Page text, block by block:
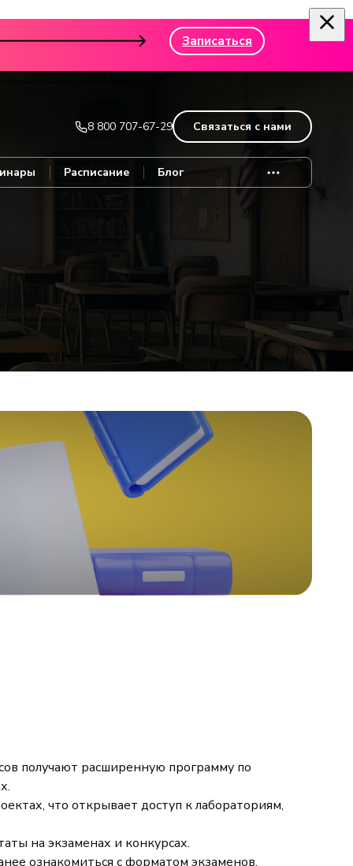
Записаться
8 800 707-67-29 Связаться с нами
Расписание Блог
получают расширенную программу по
что открывает доступ к лабораториям,
на экзаменах и конкурсах.
ознакомиться с форматом экзаменов,